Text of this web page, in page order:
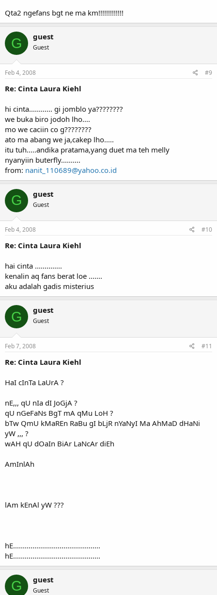
Qta2 ngefans bgt ne ma km!!!!!!!!!!!!!
G guest
Guest
Feb 4, 2008 #9
Re: Cinta Laura Kiehl
hi cinta............ gi jomblo ya????????
we buka biro jodoh lho....
mo we caciin co g????????
ato ma abang we ja,cakep lho.....
itu tuh.....andika pratama,yang duet ma teh melly
nyanyiin buterfly..........
from: nanit_110689@yahoo.co.id
G guest
Guest
Feb 4, 2008 #10
Re: Cinta Laura Kiehl
hai cinta ..............
kenalin aq fans berat loe .......
aku adalah gadis misterius
G guest
Guest
Feb 7, 2008 #11
Re: Cinta Laura Kiehl
HaI cInTa LaUrA ?
nE,,, qU nIa dI JoGjA ?
qU nGeFaNs BgT mA qMu LoH ?
bTw QmU kMaREn RaBu gI bLjR nYaNyI Ma AhMaD dHaNi
yW ,,, ?
wAH qU dOaIn BiAr LaNcAr diEh
AmInlAh
lAm kEnAl yW ???
hE.............................................
hE.............................................
G guest
Guest